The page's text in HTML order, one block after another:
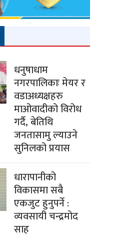
धनुषाधाम
नगरपालिकाः मेयर र
वडाअध्यक्षहरु
माओवादीको विरोध
गर्दै, बेतिथि
जनतासामु ल्याउने
सुनिलको प्रयास
धारापानीको
विकासमा सबै
एकजुट हुनुपर्ने :
व्यवसायी चन्द्रमोद
साह